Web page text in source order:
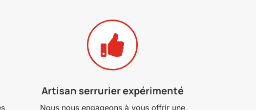

Artisan serrurier expérimenté
Nous nous engageons à vous offrir une